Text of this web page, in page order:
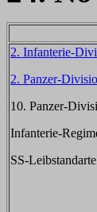
2. Infanterie-
2. Panzer-
10. Panzer-
Infanterie-
SS-